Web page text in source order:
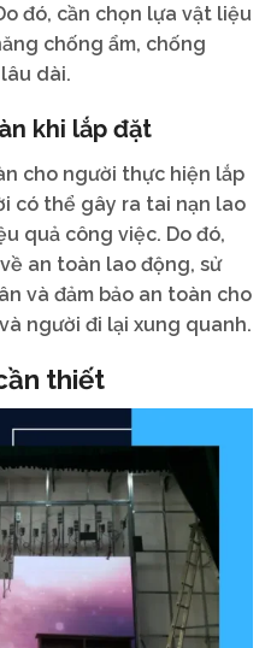
đó, cần chọn lựa vật liệu
chống ẩm, chống
dài.
khi lắp đặt
cho người thực hiện lắp
có thể gây ra tai nạn lao
quả công việc. Do đó,
an toàn lao động, sử
và đảm bảo an toàn cho
người đi lại xung quanh.
thiết